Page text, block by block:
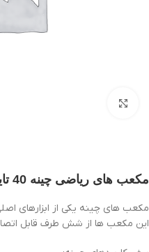
مکعب های ریاضی چینه 40 تایی
مکعب های چینه یکی از ابزارهای
این مکعب ها از شش طرف قابل